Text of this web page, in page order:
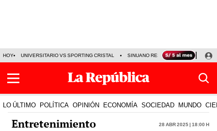
HOY UNIVERSITARIO VS SPORTING CRISTAL SINUANO RESULTADOS HOY
LO ÚLTIMO POLÍTICA OPINIÓN ECONOMÍA SOCIEDAD MUNDO
Entretenimiento 28 Abr 2025 | 18:00 h